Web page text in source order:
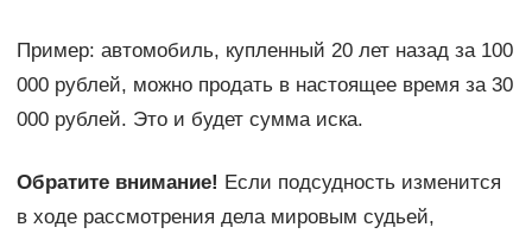
Пример: автомобиль, купленный 20 лет назад за 100
000 рублей, можно продать в настоящее время за 30
000 рублей. Это и будет сумма иска.
Обратите внимание! Если подсудность изменится
в ходе рассмотрения дела мировым судьей,